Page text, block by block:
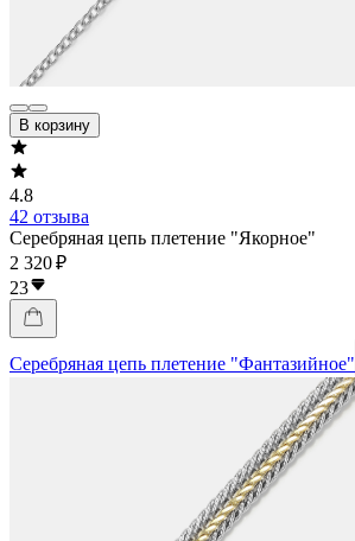
В корзину
4.8
42 отзыва
Серебряная цепь плетение "Якорное"
2 320 ₽
23
Серебряная цепь плетение "Фантазийное"